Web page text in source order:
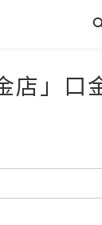
店」口